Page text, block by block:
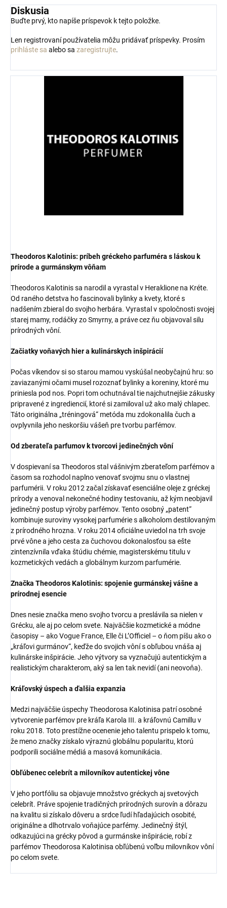
Diskusia
Buďte prvý, kto napíše príspevok k tejto položke.
Len registrovaní používatelia môžu pridávať príspevky. Prosím
prihláste sa alebo sa zaregistrujte.
Theodoros Kalotinis: príbeh gréckeho parfuméra s láskou k
prírode a gurmánskym vôňam
Theodoros Kalotinis sa narodil a vyrastal v Heraklione na Kréte.
Od raného detstva ho fascinovali bylinky a kvety, ktoré s
nadšením zbieral do svojho herbára. Vyrastal v spoločnosti svojej
starej mamy, rodáčky zo Smyrny, a práve cez ňu objavoval silu
prírodných vôní.
Začiatky voňavých hier a kulinárskych inšpirácií
Počas víkendov si so starou mamou vyskúšal neobyčajnú hru: so
zaviazanými očami musel rozoznať bylinky a koreniny, ktoré mu
priniesla pod nos. Popri tom ochutnával tie najchutnejšie zákusky
pripravené z ingrediencií, ktoré si zamiloval už ako malý chlapec.
Táto originálna „tréningová“ metóda mu zdokonalila čuch a
ovplyvnila jeho neskoršiu vášeň pre tvorbu parfémov.
Od zberateľa parfumov k tvorcovi jedinečných vôní
V dospievaní sa Theodoros stal vášnivým zberateľom parfémov a
časom sa rozhodol naplno venovať svojmu snu o vlastnej
parfumérii. V roku 2012 začal získavať esenciálne oleje z gréckej
prírody a venoval nekonečné hodiny testovaniu, až kým neobjavil
jedinečný postup výroby parfémov. Tento osobný „patent“
kombinuje suroviny vysokej parfumérie s alkoholom destilovaným
z prírodného hrozna. V roku 2014 oficiálne uviedol na trh svoje
prvé vône a jeho cesta za čuchovou dokonalosťou sa ešte
zintenzívnila vďaka štúdiu chémie, magisterskému titulu v
kozmetických vedách a globálnym kurzom parfumérie.
Značka Theodoros Kalotinis: spojenie gurmánskej vášne a
prírodnej esencie
Dnes nesie značka meno svojho tvorcu a preslávila sa nielen v
Grécku, ale aj po celom svete. Najväčšie kozmetické a módne
časopisy – ako Vogue France, Elle či L’Officiel – o ňom píšu ako o
„kráľovi gurmánov“, keďže do svojich vôní s obľubou vnáša aj
kulinárske inšpirácie. Jeho výtvory sa vyznačujú autentickým a
realistickým charakterom, aký sa len tak nevidí (ani neovoňa).
Kráľovský úspech a ďalšia expanzia
Medzi najväčšie úspechy Theodorosa Kalotinisa patrí osobné
vytvorenie parfémov pre kráľa Karola III. a kráľovnú Camillu v
roku 2018. Toto prestížne ocenenie jeho talentu prispelo k tomu,
že meno značky získalo výraznú globálnu popularitu, ktorú
podporili sociálne médiá a masová komunikácia.
Obľúbenec celebrít a milovníkov autentickej vône
V jeho portfóliu sa objavuje množstvo gréckych aj svetových
celebrít. Práve spojenie tradičných prírodných surovín a dôrazu
na kvalitu si získalo dôveru a srdce ľudí hľadajúcich osobité,
originálne a dlhotrvalo voňajúce parfémy. Jedinečný štýl,
odkazujúci na grécky pôvod a gurmánske inšpirácie, robí z
parfémov Theodorosa Kalotinisa obľúbenú voľbu milovníkov vôní
po celom svete.